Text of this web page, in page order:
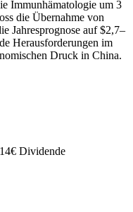
Immunhämatologie um 3
die Übernahme von
Jahresprognose auf $2,7–
Herausforderungen im
Druck in China.
€ Dividende